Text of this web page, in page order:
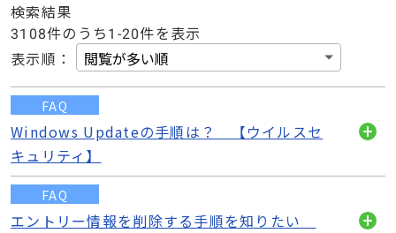
検索結果
3108件のうち1-20件を表示
表示順 ：
FAQ
Windows Updateの手順は？ 【ウイルスセ
キュリティ】
く
FAQ
エントリー情報を削除する手順を知りたい